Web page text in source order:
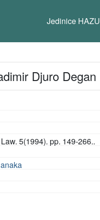
Jedinice HAZU
Djuro Degan
5(1994). pp. 149-266..